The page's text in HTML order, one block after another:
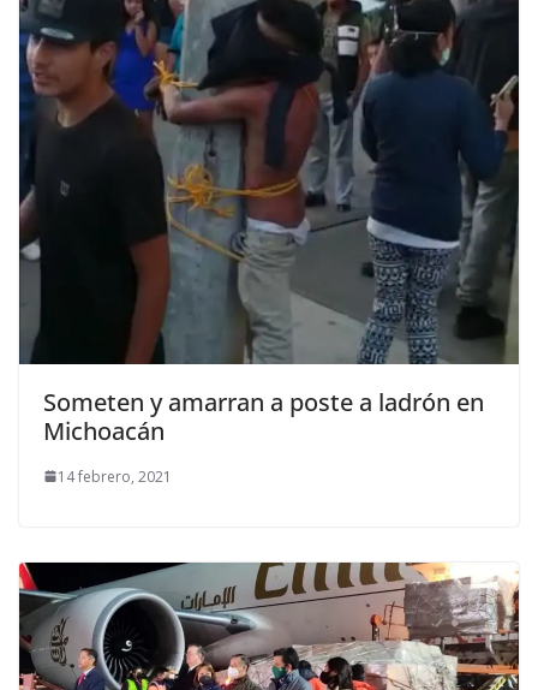
Someten y amarran a poste a ladrón en
Michoacán
14 febrero, 2021